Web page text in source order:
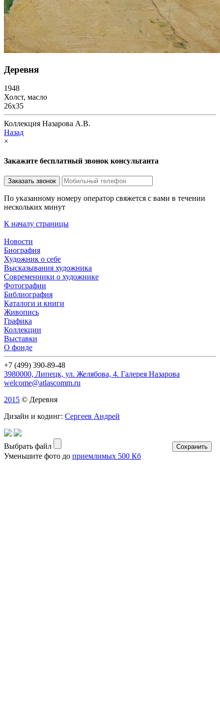
Деревня
1948
Холст, масло
26х35
Коллекция Назарова А.В.
Назад
×
Закажите бесплатный звонок консультанта
По указанному номеру оператор свяжется с вами в течении
нескольких минут
К началу страницы
Новости
Биография
Художник о себе
Выcказывания художника
Современники о художнике
Фотографии
Библиография
Каталоги и книги
Живопись
Графика
Коллекции
Выставки
О фонде
+7 (499) 390-89-48
3980000, Липецк, ул. Желябова, 4. Галерея Назарова
welcome@atlascomm.ru
2015 © Деревня
Дизайн и кодинг: Сергеев Андрей
Выбрать файл
Уменьшите фото до приемлимых 500 Кб